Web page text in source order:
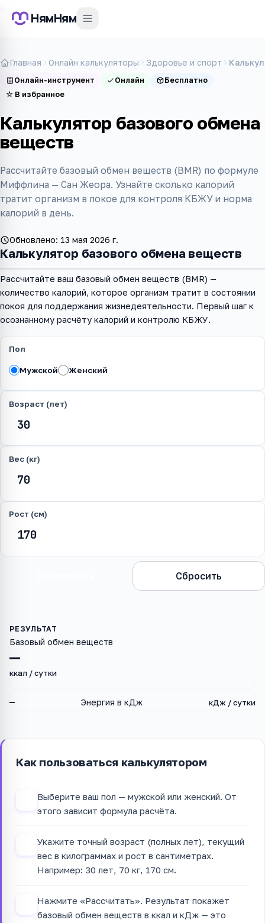
НямНям
Главная Онлайн калькуляторы Здоровье и спорт
Онлайн-инструмент Онлайн
Бесплатно
☆ В избранное
Калькулятор базового обмена
веществ
Рассчитайте базовый обмен веществ (BMR) по формуле
Миффлина — Сан Жеора. Узнайте сколько калорий
тратит организм в покое для контроля КБЖУ и норма
калорий в день.
Обновлено: 13 мая 2026 г.
Калькулятор базового обмена веществ
Рассчитайте ваш базовый обмен веществ (BMR) —
количество калорий, которое организм тратит в состоянии
покоя для поддержания жизнедеятельности. Первый шаг к
осознанному расчёту калорий и контролю КБЖУ.
Пол
Мужской Женский
Возраст (лет)
Вес (кг)
Рост (см)
Сбросить
—
Базовый обмен веществ
ккал / сутки
— Энергия в кДж кДж / сутки
Как пользоваться калькулятором
Выберите ваш пол — мужской или женский. От
этого зависит формула расчёта.
Укажите точный возраст (полных лет), текущий
вес в килограммах и рост в сантиметрах.
Например: 30 лет, 70 кг, 170 см.
Нажмите «Рассчитать». Результат покажет
базовый обмен веществ в ккал и кДж — это